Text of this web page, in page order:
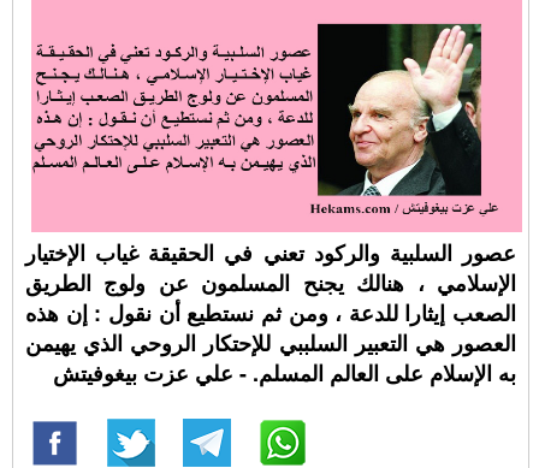
عصور السلبية والركود تعني في الحقيقة غياب الإختيار
الإسلامي ، هنالك يجنح المسلمون عن ولوج الطريق
الصعب إيثارا للدعة ، ومن ثم نستطيع أن نقول : إن هذه
العصور هي التعبير السلببي للإحتكار الروحي الذي يهيمن
به الإسلام على العالم المسلم. - علي عزت بيغوفيتش